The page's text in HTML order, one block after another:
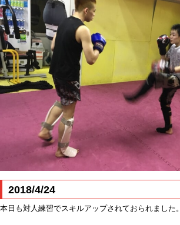
2018/4/24
本日も対人練習でスキルアップされておられました。